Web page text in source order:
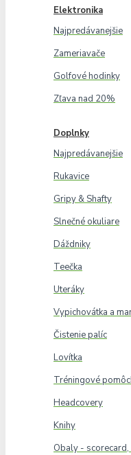
Elektronika
Najpredávanejšie
Zameriavače
Golfové hodinky
Zľava nad 20%
Doplnky
Najpredávanejšie
Rukavice
Gripy & Shafty
Slnečné okuliare
Dáždniky
Teečka
Uteráky
Vypichovátka a
Čistenie palíc
Lovítka
Tréningové
Headcovery
Knihy
Obaly -